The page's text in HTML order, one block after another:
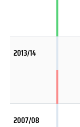
2013/14
2007/08